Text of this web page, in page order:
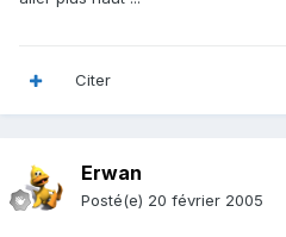
Citer
Erwan
Posté(e) 20 février 2005